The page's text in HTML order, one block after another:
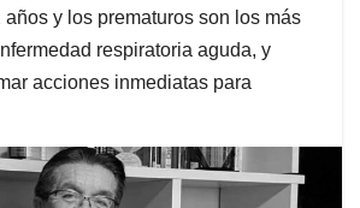
años y los prematuros son los más
respiratoria aguda, y
acciones inmediatas para